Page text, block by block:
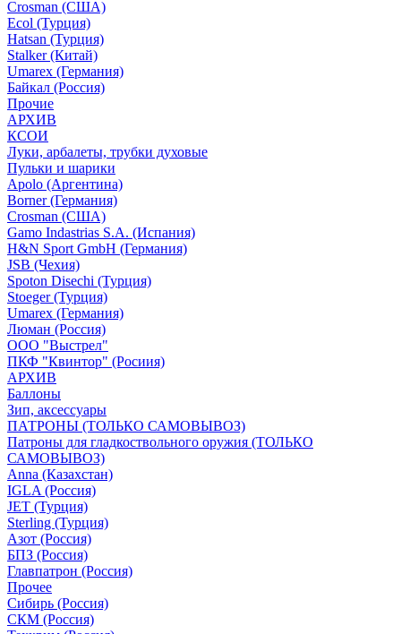
Crosman (США)
Ecol (Турция)
Hatsan (Турция)
Stalker (Китай)
Umarex (Германия)
Байкал (Россия)
Прочие
АРХИВ
КСОИ
Луки, арбалеты, трубки духовые
Пульки и шарики
Apolo (Аргентина)
Borner (Германия)
Crosman (США)
Gamo Indastrias S.A. (Испания)
H&N Sport GmbH (Германия)
JSB (Чехия)
Spoton Disechi (Турция)
Stoeger (Турция)
Umarex (Германия)
Люман (Россия)
ООО "Выстрел"
ПКФ "Квинтор" (Росиия)
АРХИВ
Баллоны
Зип, аксессуары
ПАТРОНЫ (ТОЛЬКО САМОВЫВОЗ)
Патроны для гладкоствольного оружия (ТОЛЬКО
САМОВЫВОЗ)
Anna (Казахстан)
IGLA (Россия)
JET (Турция)
Sterling (Турция)
Азот (Россия)
БПЗ (Россия)
Главпатрон (Россия)
Прочее
Сибирь (Россия)
СКМ (Россия)